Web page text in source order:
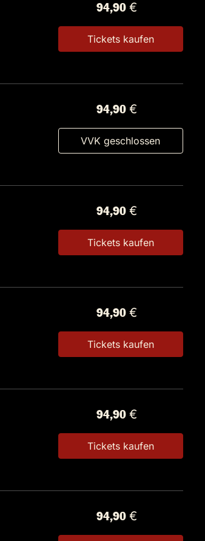
94,90 €
Tickets kaufen
94,90 €
VVK geschlossen
94,90 €
Tickets kaufen
94,90 €
Tickets kaufen
94,90 €
Tickets kaufen
94,90 €